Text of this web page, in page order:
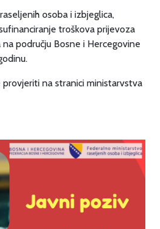
osoba i izbjeglica,
troškova prijevoza
području Bosne i Hercegovine
na stranici ministarvstva